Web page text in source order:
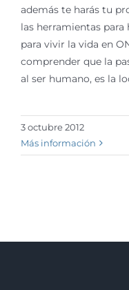
además te harás tu
las herramientas
para vivir la vida en
comprender que la
al ser humano, es la
3 octubre 2012
Más información